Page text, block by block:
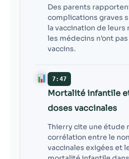
Des parents
complications graves
la vaccination de leurs
les médecins n’ont
vaccins.
7:47
Mortalité infantile
doses vaccinales
Thierry cite une étude
corrélation entre le
vaccinales exigées et